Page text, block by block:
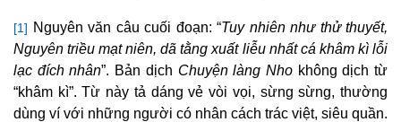
[1] Nguyên văn câu cuối đoạn: “Tuy nhiên như thử thuyết,
Nguyên triều mạt niên, dã tằng xuất liễu nhất cá khâm kì lỗi
lạc đích nhân”. Bản dịch Chuyện làng Nhokhông dịch từ
“khâm kì”. Từ này tả dáng vẻ vòi vọi, sừng sừng, thường
dùng ví với những người có nhân cách trác việt, siêu quần.